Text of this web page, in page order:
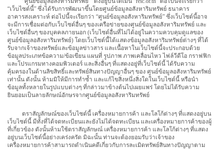
“เว็บไซต์นี้” ซึ่งได้รับการพัฒนาขึ้นโดยศูนย์ข้อมูลอสังหาริมทรัพย์ ธนาคาร
อาคารสงเคราะห์ ต่อไปนี้จะเรียกว่า “ศูนย์ข้อมูลอสังหาริมทรัพย์” ซึ่งเว็บไซต์นี้อาจ
จะมีการเชื่อมต่อกับเว็บไซต์อื่นๆ ของเครือข่ายของศูนย์ข้อมูลอสังหาริมทรัพย์ และ
เว็บไซต์อื่นๆ ของบุคคลภายนอก (เว็บไซต์อื่นที่ไม่ได้อยู่ในความควบคุมดูแลของ
ศูนย์ข้อมูลอสังหาริมทรัพย์) โดยเว็บไซต์นี้ได้แสดงข้อมูลอสังหาริมทรัพย์ต่างๆ ที่ได้
รับจากเจ้าของทรัพย์และข้อมูลข่าวสาร และเนื้อหาในเว็บไซต์นี้จะประกอบด้วย
ข้อมูลประเภทข้อความ/ข้อเขียน แผนที่ รูปภาพ ภาพเคลื่อนไหว ไฟล์วีดีโอ กราฟฟิก
และโปรแกรมทางคอมพิวเตอร์ และสิ่งอื่นๆ ที่แสดงอยู่ที่เว็บไซต์นี้ ได้รับความ
คุ้มครองในด้านลิขสิทธิ์และทรัพย์สินทางปัญญาอื่นๆ ของ ศูนย์ข้อมูลอสังหาริมทรัพย์
เท่านั้น ดังนั้น ห้ามมิให้มีการทำซ้ำ และแก้ไขสิ่งหนึ่งสิ่งใดในเว็บไซต์นี้ หรือนำ
ข้อมูลทั้งหลายในรูปแบบต่างๆ ที่กล่าวมาข้างต้นไปเผยแพร่ โดยไม่ได้รับความ
ยินยอมเป็นลายลักษณ์อักษรจากศูนย์ข้อมูลอสังหาริมทรัพย์
ตราสัญลักษณ์ของเว็บไซต์นี้ เครื่องหมายการค้า และโลโก้ต่างๆ ที่แสดงอยู่บน
เว็บไซต์นี้ มีทั้งที่ได้จดทะเบียนและยังไม่ได้จดทะเบียน และเครื่องหมายการค้าของผู้
ที่เกี่ยวข้อง ดังนั้นห้ามใช้ตราสัญลักษณ์ เครื่องหมายการค้า และโลโก้ต่างๆ ที่แสดง
อยู่บนเว็บไซต์นี้อย่างเคร่งครัด มิฉะนั้น ท่านจะต้องยอมรับว่าเจ้าของ
เครื่องหมายการค้าสามารถดำเนินคดีเกี่ยวกับการละเมิดทรัพย์สินทางปัญญาตาม